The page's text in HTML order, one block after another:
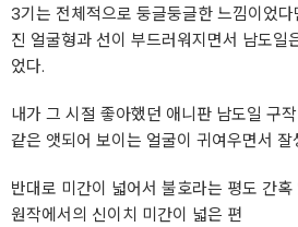
3기는 전체적으로 둥글둥글한 느낌이었
진 얼굴형과 선이 부드러워지면서 남도일
었다.
내가 그 시절 좋아했던 애니판 남도일 구
같은 앳되어 보이는 얼굴이 귀여우면서 잘
반대로 미간이 넓어서 불호라는 평도 간
원작에서의 신이치 미간이 넓은 편